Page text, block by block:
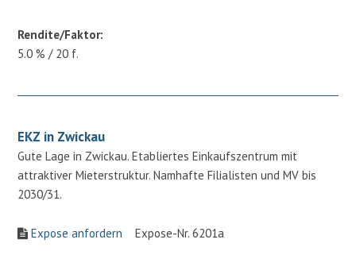
Rendite/Faktor:
5.0 % / 20 f.
EKZ in Zwickau
Gute Lage in Zwickau. Etabliertes Einkaufszentrum mit
attraktiver Mieterstruktur. Namhafte Filialisten und MV bis
2030/31.
Expose anfordern Expose-Nr. 6201a